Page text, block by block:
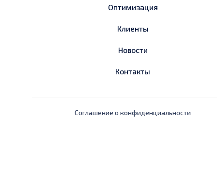
Оптимизация
Клиенты
Новости
Контакты
Соглашение о конфиденциальности